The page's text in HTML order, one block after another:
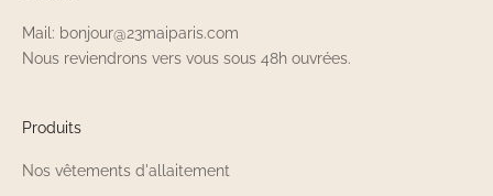
Mail: bonjour@23maiparis.com
Nous reviendrons vers vous sous 48h ouvrées.
Produits
Nos vêtements d'allaitement